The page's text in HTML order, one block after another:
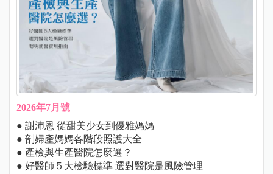
2026年7月號
● 謝沛恩 從甜美少女到優雅媽媽
● 剖婦產媽媽各階段照護大全
● 產檢與生產醫院怎麼選？
● 好醫師５大檢驗標準 選對醫院是風險管理